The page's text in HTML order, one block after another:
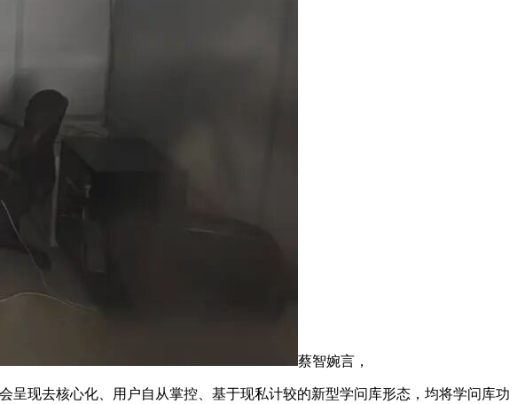
蔡智婉言，
现去核心化、用户自从掌控、基于现私计较的新型学问库形态，均将学问库功